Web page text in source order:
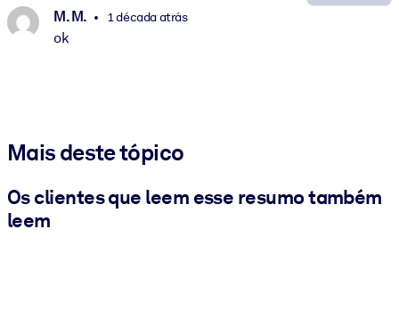
M. M. 1 década atrás
ok
Mais deste tópico
Os clientes que leem esse resumo também
leem